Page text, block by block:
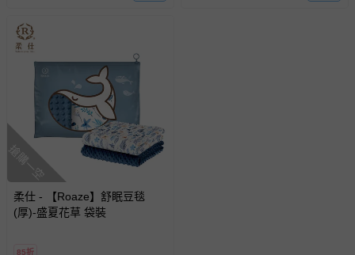
搶購一空
柔仕 - 【Roaze】舒眠豆毯
(厚)-盛夏花草 袋裝
85折